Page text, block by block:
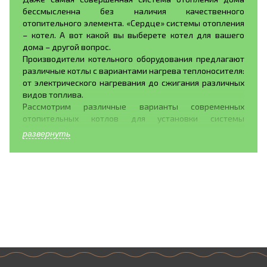
бессмысленна без наличия качественного
отопительного элемента. «Сердце» системы отопления
– котел. А вот какой вы выберете котел для вашего
дома – другой вопрос.
Производители котельного оборудования предлагают
различные котлы с вариантами нагрева теплоносителя:
от электрического нагревания до сжигания различных
видов топлива.
Рассмотрим различные варианты современных
отопительных котлов для установки системы
отопления дома.
Газовые котлы. Газовое оборудование обладает рядом
достоинств, это- широкое распространение топлива,
удобствами. Они просты в управлении, компактны,
развернуть